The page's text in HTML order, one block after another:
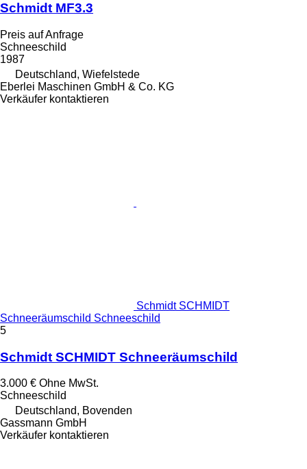
Schmidt MF3.3
Preis auf Anfrage
Schneeschild
1987
Deutschland, Wiefelstede
Eberlei Maschinen GmbH & Co. KG
Verkäufer kontaktieren
Schmidt SCHMIDT
Schneeräumschild Schneeschild
5
Schmidt SCHMIDT Schneeräumschild
3.000 € Ohne MwSt.
Schneeschild
Deutschland, Bovenden
Gassmann GmbH
Verkäufer kontaktieren